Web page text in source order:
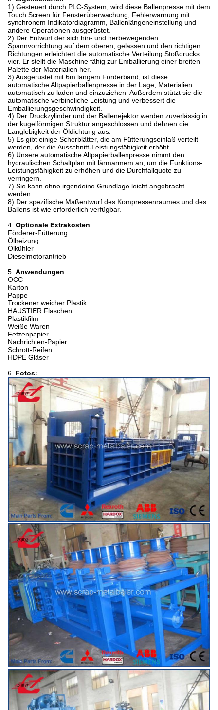
1) Gesteuert durch PLC-System, wird diese Ballenpresse mit dem
Touch Screen für Fensterüberwachung, Fehlerwarnung mit
synchronem Indikatordiagramm, Ballenlängeneinstellung und
andere Operationen ausgerüstet.
2) Der Entwurf der sich hin- und herbewegenden
Spannvorrichtung auf dem oberen, gelassen und den richtigen
Richtungen erleichtert die automatische Verteilung Stoßdrucks
vier. Er stellt die Maschine fähig zur Emballierung einer breiten
Palette der Materialien her.
3) Ausgerüstet mit 6m langem Förderband, ist diese
automatische Altpapierballenpresse in der Lage, Materialien
automatisch zu laden und einzuziehen. Außerdem stützt sie die
automatische verbindliche Leistung und verbessert die
Emballierungsgeschwindigkeit.
4) Der Druckzylinder und der Ballenejektor werden zuverlässig in
der kugelförmigen Struktur angeschlossen und dehnen die
Langlebigkeit der Öldichtung aus.
5) Es gibt einige Scherblätter, die am Fütterungseinlaß verteilt
werden, der die Ausschnitt-Leistungsfähigkeit erhöht.
6) Unsere automatische Altpapierballenpresse nimmt den
hydraulischen Schaltplan mit lärmarmem an, um die Funktions-
Leistungsfähigkeit zu erhöhen und die Durchfallquote zu
verringern.
7) Sie kann ohne irgendeine Grundlage leicht angebracht
werden.
8) Der spezifische Maßentwurf des Kompressenraumes und des
Ballens ist wie erforderlich verfügbar.
4. Optionale Extrakosten
Förderer-Fütterung
Ölheizung
Ölkühler
Dieselmotorantrieb
5. Anwendungen
OCC
Karton
Pappe
Trockener weicher Plastik
HAUSTIER Flaschen
Plastikfilm
Weiße Waren
Fetzenpapier
Nachrichten-Papier
Schrott-Reifen
HDPE Gläser
6. Fotos: